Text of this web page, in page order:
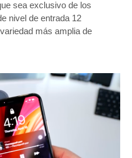
sea exclusivo de los
nivel de entrada 12
más amplia de